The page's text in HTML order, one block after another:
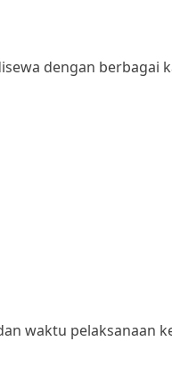
dengan berbagai
waktu pelaksanaan